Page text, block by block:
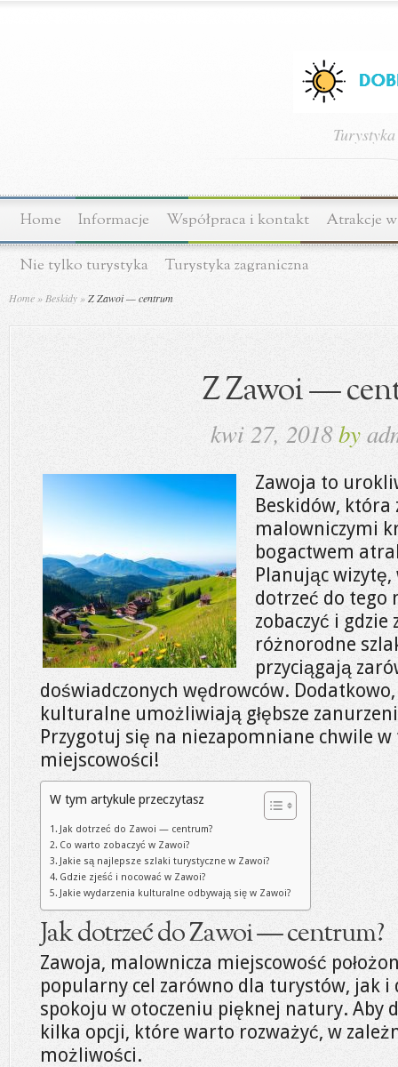
Home Informacje Współpraca i kontakt Atrakcje
Nie tylko turystyka Turystyka zagraniczna
Home » Beskidy » Z Zawoi — centrum
Z Zawoi —
kwi 27, 2018by
Zawoja to
Beskidów, która
malowniczymi
bogactwem
Planując
dotrzeć do tego
zobaczyć i
różnorodne
przyciągają
doświadczonych wędrowców.
kulturalne umożliwiają głębsze
Przygotuj się na niezapomniane chwile
miejscowości!
W tym artykule przeczytasz
Jak dotrzeć do Zawoi — centrum?
Co warto zobaczyć w Zawoi?
Jakie są najlepsze szlaki turystyczne w Zawoi?
Gdzie zjeść i nocować w Zawoi?
Jakie wydarzenia kulturalne odbywają się w Zawoi?
Jak dotrzeć do Zawoi — centrum?
Zawoja, malownicza miejscowość
popularny cel zarówno dla turystów, jak i
spokoju w otoczeniu pięknej natury. Aby
kilka opcji, które warto rozważyć, w
możliwości.